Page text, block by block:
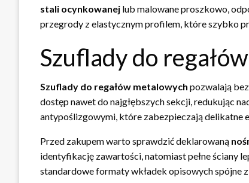
stali ocynkowanej lub malowane proszkowo,
przegrody z elastycznym profilem, które szybko
Szuflady do
Szuflady do regałów metalowych pozwalają
dostęp nawet do najgłębszych sekcji, redukując
antypoślizgowymi, które zabezpieczają delikatne
Przed zakupem warto sprawdzić deklarowaną
identyfikację zawartości, natomiast pełne ściany
standardowe formaty wkładek opisowych spójne